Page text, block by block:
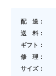
配 送：
送 料：
ギフト：
修 理：
サイズ：